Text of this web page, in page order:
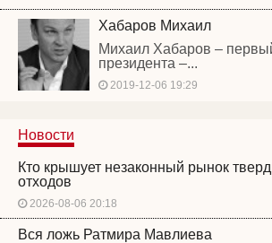
Хабаров Михаил
Михаил Хабаров –
президента –...
2019-12-06 19:29
Новости
Кто крышует незаконный рынок
отходов
2026-08-06 20:18
Вся ложь Ратмира Мавлиева